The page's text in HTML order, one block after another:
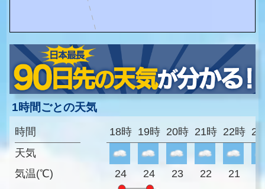
1時間ごとの天気
時間
天気
気温(℃)
18時 19時 20時 21時 22時
24 24 23 22 21